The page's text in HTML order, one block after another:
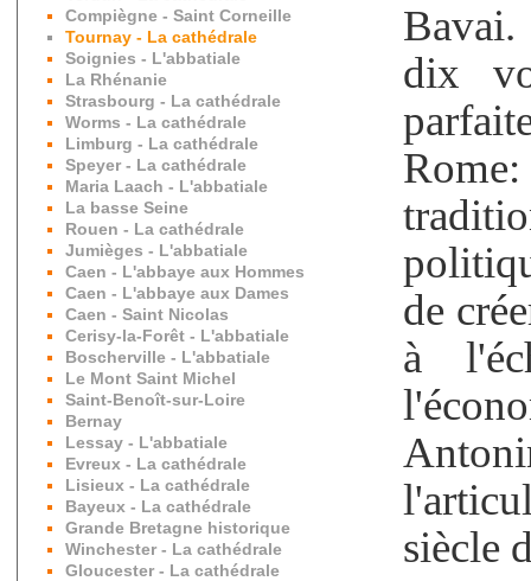
Compiègne - Saint Corneille
Tournay - La cathédrale
Soignies - L'abbatiale
La Rhénanie
Strasbourg - La cathédrale
Worms - La cathédrale
Limburg - La cathédrale
Speyer - La cathédrale
Maria Laach - L'abbatiale
La basse Seine
Rouen - La cathédrale
Jumièges - L'abbatiale
Caen - L'abbaye aux Hommes
Caen - L'abbaye aux Dames
Caen - Saint Nicolas
Cerisy-la-Forêt - L'abbatiale
Boscherville - L'abbatiale
Le Mont Saint Michel
Saint-Benoît-sur-Loire
Bernay
Lessay - L'abbatiale
Evreux - La cathédrale
Lisieux - La cathédrale
Bayeux - La cathédrale
Grande Bretagne historique
Winchester - La cathédrale
Gloucester - La cathédrale
dix
de
à
siècle